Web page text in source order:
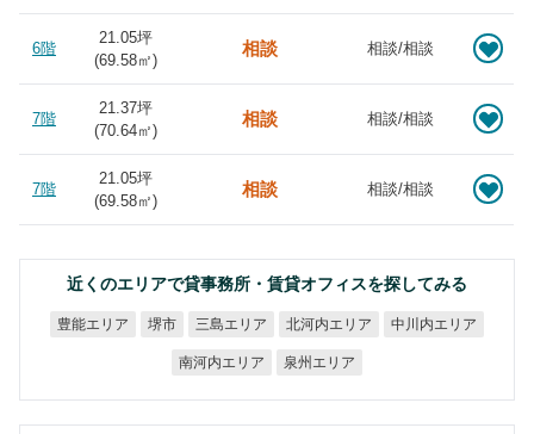
6階
21.05坪
(69.58㎡)
相談 相談/相談
7階
21.37坪
(70.64㎡)
相談 相談/相談
7階
21.05坪
(69.58㎡)
相談 相談/相談
近くのエリアで貸事務所・賃貸オフィスを探してみる
豊能エリア 堺市 三島エリア 北河内エリア 中川内エリア
南河内エリア 泉州エリア